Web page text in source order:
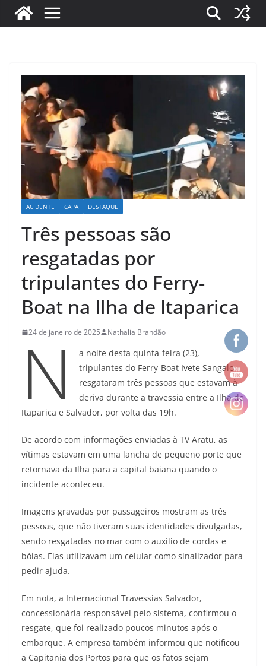
ACIDENTE CAPA DESTAQUE
Três pessoas são
resgatadas por
tripulantes do Ferry-
Boat na Ilha de Itaparica
24 de janeiro de 2025 Nathalia Brandão
N
a noite desta quinta-feira (23),
tripulantes do Ferry-Boat Ivete Sangalo
resgataram três pessoas que estavam à
deriva durante a travessia entre a Ilha de
Itaparica e Salvador, por volta das 19h.
De acordo com informações enviadas à TV Aratu, as
vítimas estavam em uma lancha de pequeno porte que
retornava da Ilha para a capital baiana quando o
incidente aconteceu.
Imagens gravadas por passageiros mostram as três
pessoas, que não tiveram suas identidades divulgadas,
sendo resgatadas no mar com o auxílio de cordas e
bóias. Elas utilizavam um celular como sinalizador para
pedir ajuda.
Em nota, a Internacional Travessias Salvador,
concessionária responsável pelo sistema, confirmou o
resgate, que foi realizado poucos minutos após o
embarque. A empresa também informou que notificou
a Capitania dos Portos para que os fatos sejam